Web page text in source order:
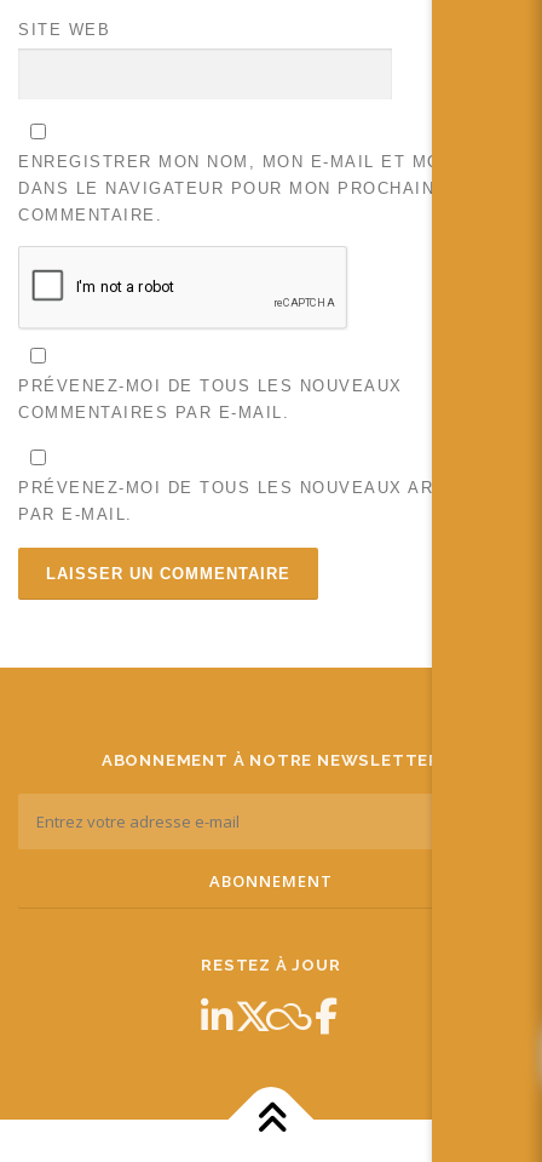
SITE WEB
ENREGISTRER MON NOM, MON E-MAIL ET MON SITE
DANS LE NAVIGATEUR POUR MON PROCHAIN
COMMENTAIRE.
PRÉVENEZ-MOI DE TOUS LES NOUVEAUX
COMMENTAIRES PAR E-MAIL.
PRÉVENEZ-MOI DE TOUS LES NOUVEAUX ARTICLES
PAR E-MAIL.
ABONNEMENT À NOTRE NEWSLETTER
RESTEZ À JOUR